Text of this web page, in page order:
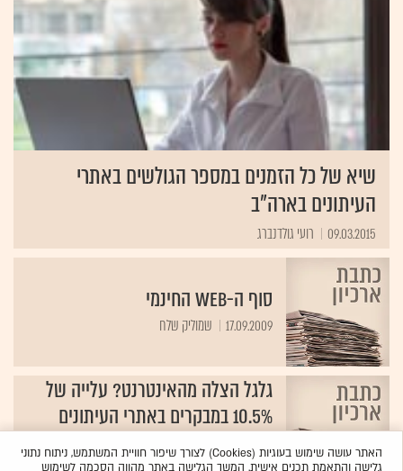
שיא של כל הזמנים במספר הגולשים באתרי
העיתונים בארה"ב
09.03.2015 רועי גולדנברג
סוף ה-Web החינמי
17.09.2009 שמוליק שלח
גלגל הצלה מהאינטרנט? עלייה של
10.5% במבקרים באתרי העיתונים
ברשת
האתר עושה שימוש בעוגיות (Cookies) לצורך שיפור חוויית המשתמש, ניתוח נתוני
גלישה והתאמת תכנים אישית. המשך הגלישה באתר מהווה הסכמה לשימוש